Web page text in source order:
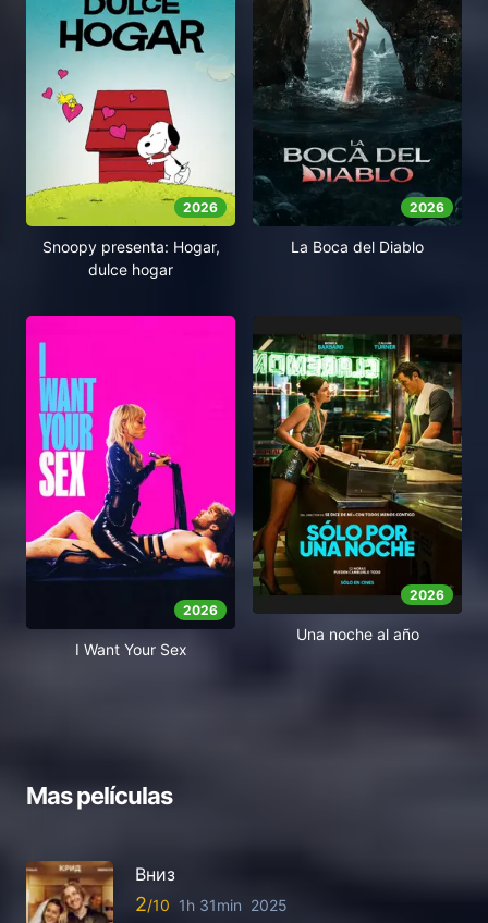
2026
Snoopy presenta: Hogar,
dulce hogar
2026
La Boca del Diablo
2026
I Want Your Sex
2026
Una noche al año
Mas películas
Вниз
2 1h 31min 2025